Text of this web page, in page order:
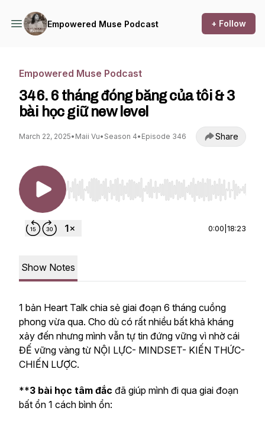
Empowered Muse Podcast + Follow
Empowered Muse Podcast
346. 6 tháng đóng băng của tôi & 3
bài học giữ new level
March 22, 2025• Maii Vu• Season 4• Episode 346 Share
Use Left/Right to seek, Home/End to jump to
0:00 18:23
Show Notes
1 bản Heart Talk chia sẻ giai đoạn 6 tháng cuồng
phong vừa qua. Cho dù có rất nhiều bất khả kháng
xảy đến nhưng mình vẫn tự tin đứng vững vì nhờ cái
ĐẾ vững vàng từ NỘI LỰC- MINDSET- KIẾN THỨC-
CHIẾN LƯỢC.
**3 bài học tâm đắc đã giúp mình đi qua giai đoạn
bất ổn 1 cách bình ổn: